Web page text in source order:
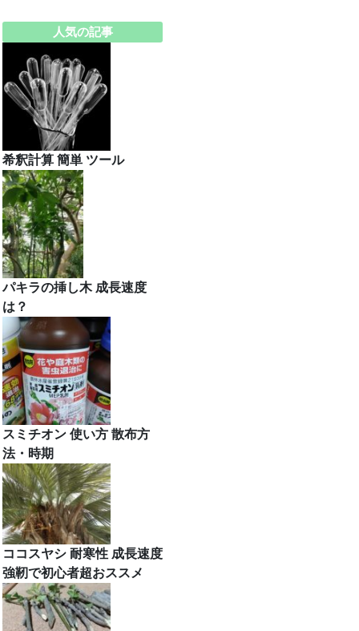
人気の記事
希釈計算 簡単 ツール
パキラの挿し木 成長速度
は？
スミチオン 使い方 散布方
法・時期
ココスヤシ 耐寒性 成長速度
強靭で初心者超おススメ